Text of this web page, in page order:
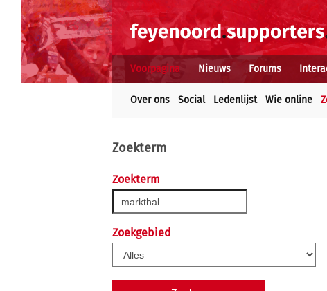
Voorpagina Nieuws Forums
Over ons Social Ledenlijst Wie online
Zoekterm
Zoekterm
Zoekgebied